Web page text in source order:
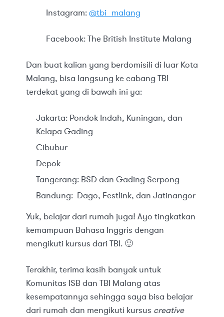
Instagram:@tbi_malang
Facebook: The British Institute Malang
Dan buat kalian yang berdomisili di luar Kota
Malang, bisa langsung ke cabang TBI
terdekat yang di bawah ini ya:
Jakarta: Pondok Indah, Kuningan, dan
Kelapa Gading
Cibubur
Depok
Tangerang: BSD dan Gading Serpong
Bandung: Dago, Festlink, dan Jatinangor
Yuk, belajar dari rumah juga! Ayo tingkatkan
kemampuan Bahasa Inggris dengan
mengikuti kursus dari TBI. 🙂
Terakhir, terima kasih banyak untuk
Komunitas ISB dan TBI Malang atas
kesempatannya sehingga saya bisa belajar
dari rumah dan mengikuti kursus creative